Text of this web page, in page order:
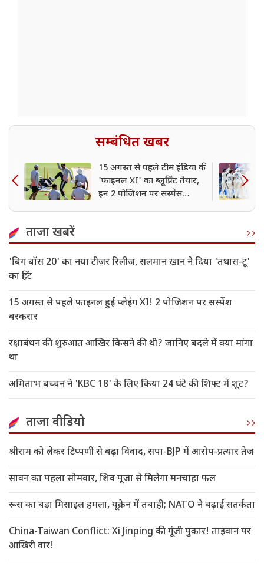
सम्बंधित खबर
15 अगस्त से पहले टीम इंडिया की
'फाइनल XI' का ब्लूप्रिंट तैयार,
इन 2 पोजिशन पर सस्पेंस
ताजा खबरें
'बिग बॉस 20' का नया टीजर रिलीज, सलमान खान ने दिया 'तथास-टू'
का हिंट
15 अगस्त से पहले फाइनल हुई प्लेइंग XI! 2 पोजिशन पर सस्पेंश
बरकरार
रक्षाबंधन की शुरुआत आखिर किसने की थी? जानिए बदले में क्या मांगा
था
अमिताभ बच्चन ने 'KBC 18' के लिए किया 24 घंटे की शिफ्ट में शूट?
ताजा वीडियो
श्रीराम को लेकर टिप्पणी से बढ़ा विवाद, सपा-BJP में आरोप-प्रत्यार तेज
सावन का पहला सोमवार, शिव पूजा से मिलेगा मनचाहा फल
रूस का बड़ा मिसाइल हमला, यूक्रेन में तबाही; NATO ने बढ़ाई सतर्कता
China-Taiwan Conflict: Xi Jinping की गूंजी पुकार! ताइवान पर
आखिरी वार!